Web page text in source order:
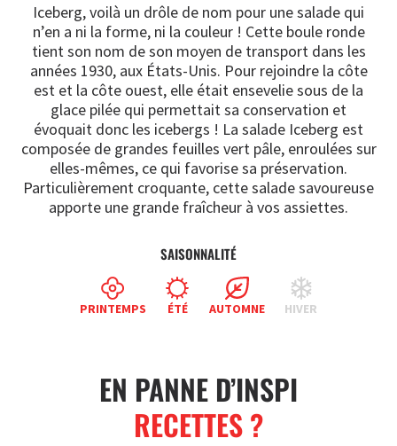
Iceberg, voilà un drôle de nom pour une salade qui
n’en a ni la forme, ni la couleur ! Cette boule ronde
tient son nom de son moyen de transport dans les
années 1930, aux États-Unis. Pour rejoindre la côte
est et la côte ouest, elle était ensevelie sous de la
glace pilée qui permettait sa conservation et
évoquait donc les icebergs ! La salade Iceberg est
composée de grandes feuilles vert pâle, enroulées sur
elles-mêmes, ce qui favorise sa préservation.
Particulièrement croquante, cette salade savoureuse
apporte une grande fraîcheur à vos assiettes.
SAISONNALITÉ
PRINTEMPS ÉTÉ AUTOMNE HIVER
EN PANNE D’INSPI
RECETTES ?